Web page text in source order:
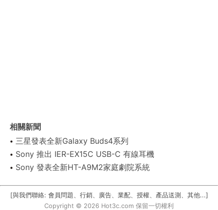
相關新聞
三星發表全新Galaxy Buds4系列
Sony 推出 IER-EX15C USB-C 有線耳機
Sony 發表全新HT-A9M2家庭劇院系統
[與我們聯絡: 會員問題、行銷、廣告、業配、授權、產品送測、其他...]
Copyright © 2026 Hot3c.com 保留一切權利